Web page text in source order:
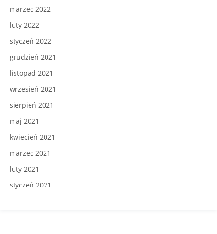
marzec 2022
luty 2022
styczeń 2022
grudzień 2021
listopad 2021
wrzesień 2021
sierpień 2021
maj 2021
kwiecień 2021
marzec 2021
luty 2021
styczeń 2021